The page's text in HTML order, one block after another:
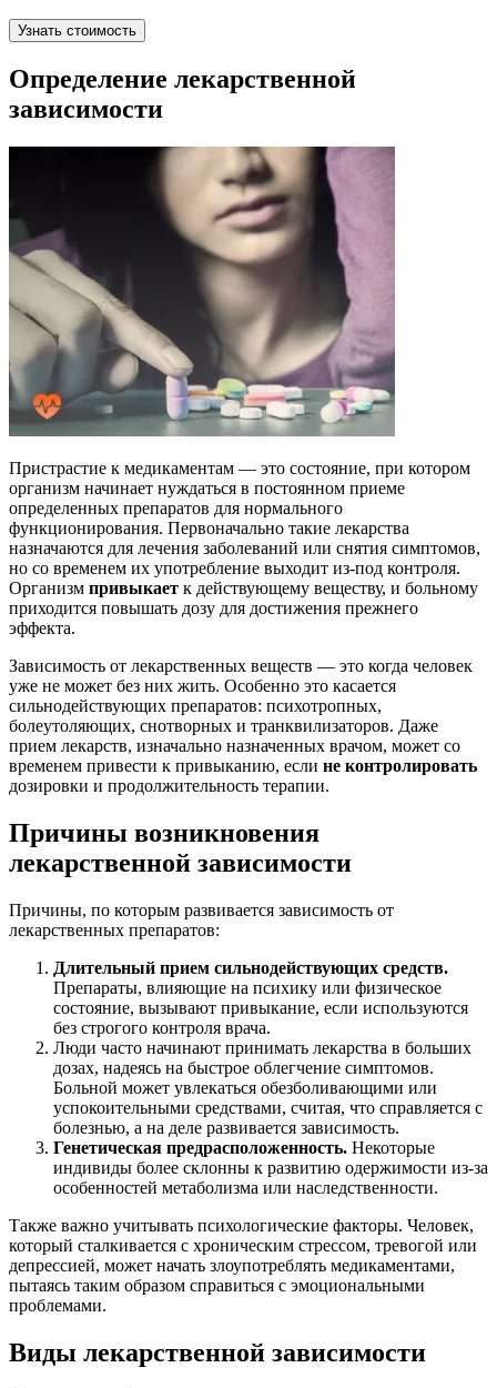
Узнать стоимость
Определение лекарственной
зависимости
Пристрастие к медикаментам — это состояние, при котором
организм начинает нуждаться в постоянном приеме
определенных препаратов для нормального
функционирования. Первоначально такие лекарства
назначаются для лечения заболеваний или снятия симптомов,
но со временем их употребление выходит из-под контроля.
Организм привыкает к действующему веществу, и больному
приходится повышать дозу для достижения прежнего
эффекта.
Зависимость от лекарственных веществ — это когда человек
уже не может без них жить. Особенно это касается
сильнодействующих препаратов: психотропных,
болеутоляющих, снотворных и транквилизаторов. Даже
прием лекарств, изначально назначенных врачом, может со
временем привести к привыканию, если не контролировать
дозировки и продолжительность терапии.
Причины возникновения
лекарственной зависимости
Причины, по которым развивается зависимость от
лекарственных препаратов:
Длительный прием сильнодействующих средств.
Препараты, влияющие на психику или физическое
состояние, вызывают привыкание, если используются
без строгого контроля врача.
Люди часто начинают принимать лекарства в больших
дозах, надеясь на быстрое облегчение симптомов.
Больной может увлекаться обезболивающими или
успокоительными средствами, считая, что справляется с
болезнью, а на деле развивается зависимость.
Генетическая предрасположенность. Некоторые
индивиды более склонны к развитию одержимости из-за
особенностей метаболизма или наследственности.
Также важно учитывать психологические факторы. Человек,
который сталкивается с хроническим стрессом, тревогой или
депрессией, может начать злоупотреблять медикаментами,
пытаясь таким образом справиться с эмоциональными
проблемами.
Виды лекарственной зависимости